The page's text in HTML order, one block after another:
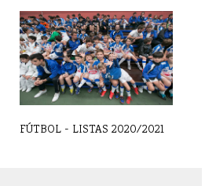
TORNEO BILBAO INDAUTXU
2022
FÚTBOL - LISTAS 2020/2021